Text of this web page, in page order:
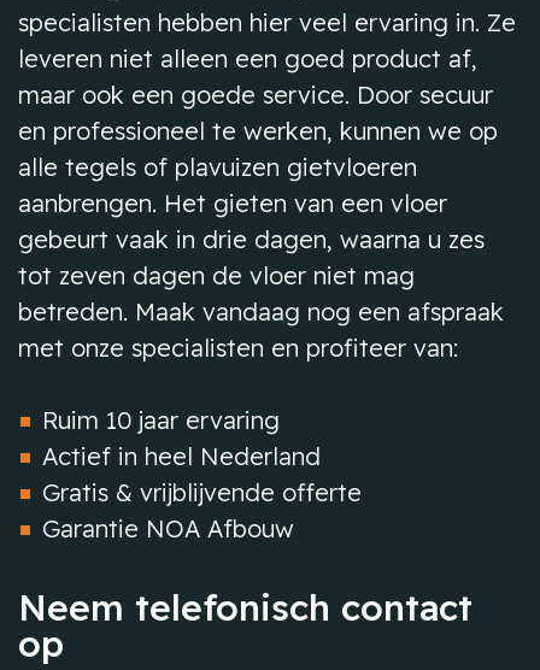
specialisten hebben hier veel ervaring in. Ze
leveren niet alleen een goed product af,
maar ook een goede service. Door secuur
en professioneel te werken, kunnen we op
alle tegels of plavuizen gietvloeren
aanbrengen. Het gieten van een vloer
gebeurt vaak in drie dagen, waarna u zes
tot zeven dagen de vloer niet mag
betreden. Maak vandaag nog een afspraak
met onze specialisten en profiteer van:
Ruim 10 jaar ervaring
Actief in heel Nederland
Gratis & vrijblijvende offerte
Garantie NOA Afbouw
Neem telefonisch contact
op